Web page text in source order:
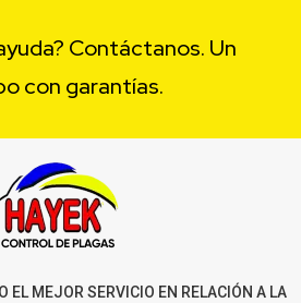
Contáctanos. Un
con garantías.
EL MEJOR SERVICIO EN RELACIÓN A LA